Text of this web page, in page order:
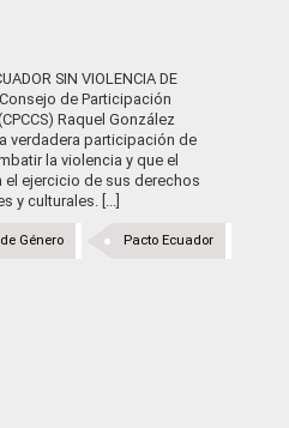
SIN VIOLENCIA DE
de Participación
Raquel González
verdadera participación de
la violencia y que el
el ejercicio de sus derechos
y culturales. [...]
Pacto Ecuador
Género